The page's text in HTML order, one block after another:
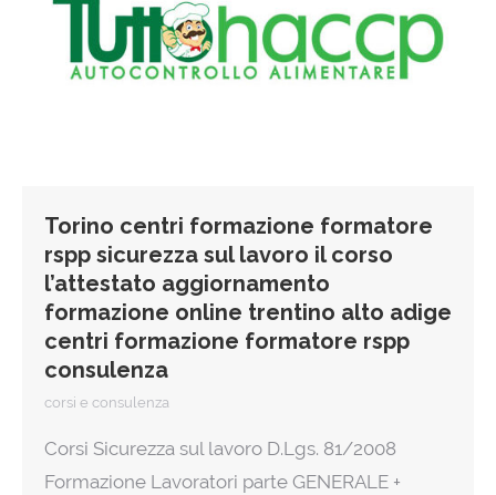
Torino centri formazione formatore
rspp sicurezza sul lavoro il corso
l’attestato aggiornamento
formazione online trentino alto adige
centri formazione formatore rspp
consulenza
corsi e consulenza
Corsi Sicurezza sul lavoro D.Lgs. 81/2008
Formazione Lavoratori parte GENERALE +